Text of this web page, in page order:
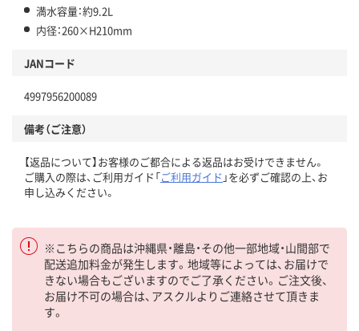
満水容量：約9.2L
内径：260×H210mm
JANコード
4997956200089
備考（ご注意）
【返品について】お客様のご都合による返品はお受けできません。
ご購入の際は、ご利用ガイド「ご利用ガイド 」を必ずご確認の上、お
申し込みください。
※こちらの商品は沖縄県・離島・その他一部地域・山間部で
配送追加料金が発生します。地域等によっては、お届けで
きない場合もございますのでご了承ください。ご注文後、
お届け不可の場合は、アスクルよりご連絡させて頂きま
す。